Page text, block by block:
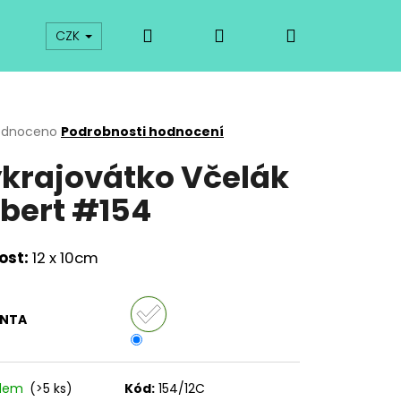
Kurzy Odkazy O vykrajovátkách
CZK Přihlášení
Podrobnosti hodnocení
Včelák
#154
12 x 10cm
(>5 ks) Kód: 154/12C